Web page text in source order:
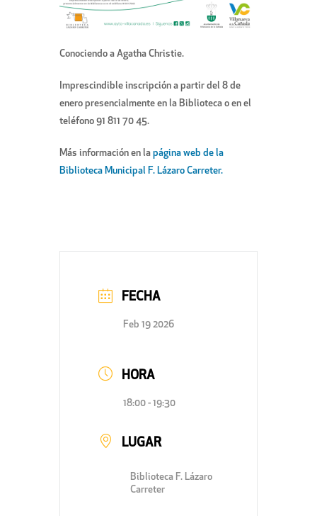
Conociendo a Agatha Christie.
Imprescindible inscripción a partir del 8 de
enero presencialmente en la Biblioteca o en el
teléfono 91 811 70 45.
Más información en la página web de la
Biblioteca Municipal F. Lázaro Carreter.
FECHA
Feb 19 2026
HORA
18:00 - 19:30
LUGAR
Biblioteca F. Lázaro
Carreter